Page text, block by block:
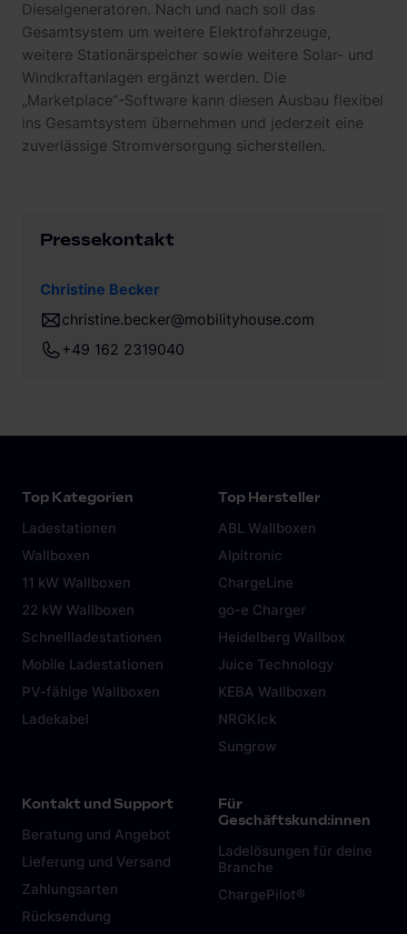
Dieselgeneratoren. Nach und nach soll das
Gesamtsystem um weitere Elektrofahrzeuge,
weitere Stationärspeicher sowie weitere Solar- und
Windkraftanlagen ergänzt werden. Die
„Marketplace“-Software kann diesen Ausbau flexibel
ins Gesamtsystem übernehmen und jederzeit eine
zuverlässige Stromversorgung sicherstellen.
Pressekontakt
Christine Becker
christine.becker@mobilityhouse.com
+49 162 2319040
Top Kategorien
Ladestationen
Wallboxen
11 kW Wallboxen
22 kW Wallboxen
Schnellladestationen
Mobile Ladestationen
PV-fähige Wallboxen
Ladekabel
Top Hersteller
ABL Wallboxen
Alpitronic
ChargeLine
go-e Charger
Heidelberg Wallbox
Juice Technology
KEBA Wallboxen
NRGKick
Sungrow
Kontakt und Support
Beratung und Angebot
Lieferung und Versand
Zahlungsarten
Rücksendung
Für
Geschäftskund:innen
Ladelösungen für deine
Branche
ChargePilot®